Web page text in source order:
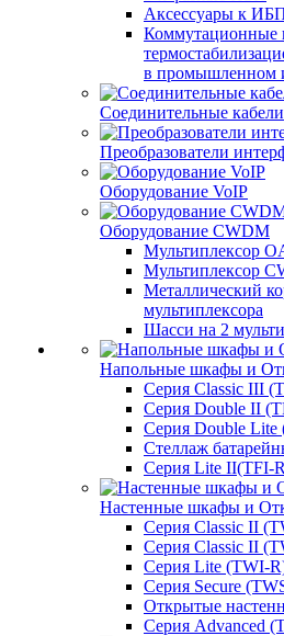
Аксессуары к
Коммутационные
в промышленном
Соединительные кабели
Преобразователи
Оборудование VoIP
Оборудование CWDM
Мультиплекcор
Мультиплексор
Металлический
мультиплексора
Шасси на 2
Напольные шкафы и
Серия Classic III
Серия Double II
Серия Double Lite
Стеллаж
Серия Lite II(TFI-
Настенные шкафы и
Серия Classic II
Серия Classic II
Серия Lite (TWI-
Серия Secure
Открытые
Серия Advanced